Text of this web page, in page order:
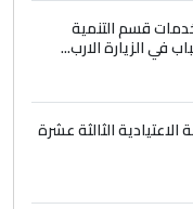
قسم التنمية
في الزيارة الارب...
الثالثة عشرة